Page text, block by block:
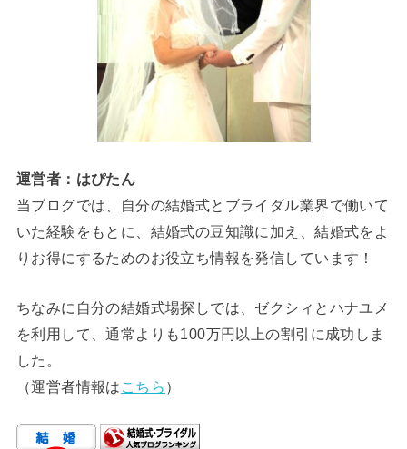
運営者：はぴたん
当ブログでは、自分の結婚式とブライダル業界で働いて
いた経験をもとに、結婚式の豆知識に加え、結婚式をよ
りお得にするためのお役立ち情報を発信しています！
ちなみに自分の結婚式場探しでは、ゼクシィとハナユメ
を利用して、通常よりも100万円以上の割引に成功しま
した。
（運営者情報は こちら ）